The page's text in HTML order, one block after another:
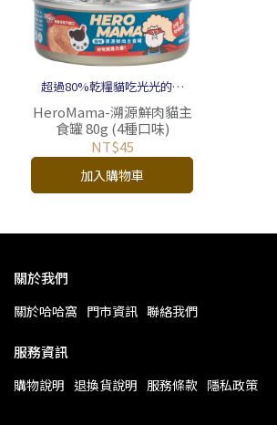
超過80%乾糧貓吃光光的主
食罐
HeroMama-溯源鮮肉貓主
食罐 80g (4種口味)
NT$45
加入購物車
關於我們
關於哈哈窩 門市資訊 聯絡我們
服務資訊
購物說明 退換貨說明 服務條款 隱私政策